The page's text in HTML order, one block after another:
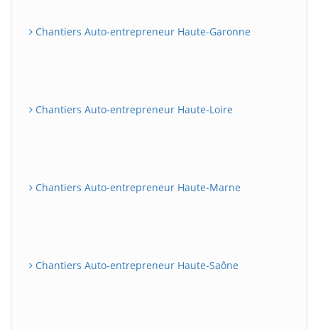
Chantiers Auto-entrepreneur Haute-Garonne
Chantiers Auto-entrepreneur Haute-Loire
Chantiers Auto-entrepreneur Haute-Marne
Chantiers Auto-entrepreneur Haute-Saône